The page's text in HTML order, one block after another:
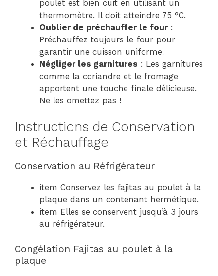
poulet est bien cuit en utilisant un
thermomètre. Il doit atteindre 75 °C.
Oublier de préchauffer le four:
Préchauffez toujours le four pour
garantir une cuisson uniforme.
Négliger les garnitures : Les garnitures
comme la coriandre et le fromage
apportent une touche finale délicieuse.
Ne les omettez pas !
Instructions de Conservation
et Réchauffage
Conservation au Réfrigérateur
item Conservez les fajitas au poulet à la
plaque dans un contenant hermétique.
item Elles se conservent jusqu’à 3 jours
au réfrigérateur.
Congélation Fajitas au poulet à la
plaque